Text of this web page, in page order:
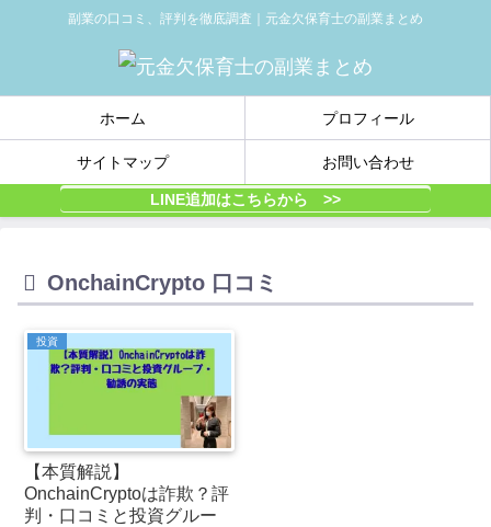
副業の口コミ、評判を徹底調査｜元金欠保育士の副業まとめ
ホーム プロフィール
サイトマップ お問い合わせ
LINE追加はこちらから >>
OnchainCrypto 口コミ
投資
【本質解説】
OnchainCryptoは詐欺？評
判・口コミと投資グルー